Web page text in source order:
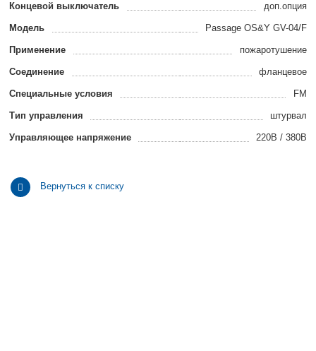
Концевой выключатель доп.опция
Модель Passage OS&Y GV-04/F
Применение пожаротушение
Соединение фланцевое
Специальные условия FM
Тип управления штурвал
Управляющее напряжение 220В / 380В
Вернуться к списку